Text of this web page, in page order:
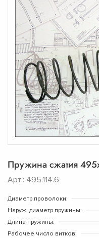
Пружина сжатия
Арт.: 495.114.6
Диаметр проволоки:
Наруж. диаметр пружины:
Длина пружины:
Рабочее число витков: